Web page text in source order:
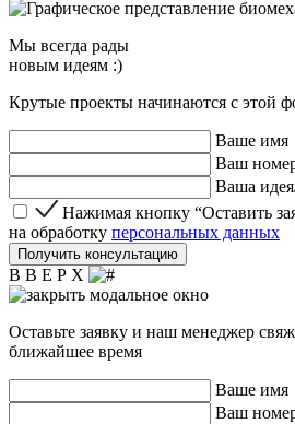
Мы всегда рады
новым идеям :)
Крутые проекты начинаются с этой
Ваше имя
Ваш
Ваша
Нажимая кнопку “Оставить
Нажимая кнопку “Оставить
на обработку персональных данных
Получить консультацию
В В Е Р Х
Оставьте заявку и наш менеджер
ближайшее время
Ваше имя
Ваш